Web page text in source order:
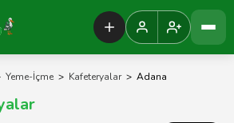
Yeme-İçme > Kafeteryalar > Adana